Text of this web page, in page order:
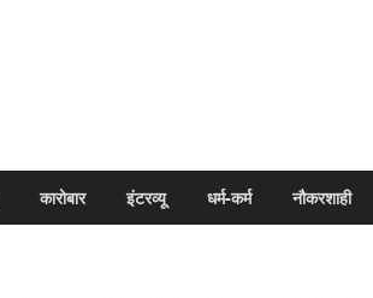
कारोबार इंटरव्यू धर्म-कर्म नौकरशाही